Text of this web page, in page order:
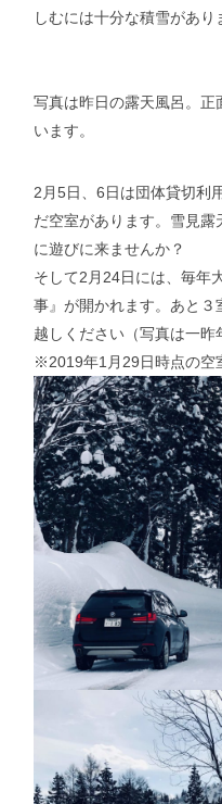
しむには十分な積雪があり
写真は昨日の露天風呂。正
います。
2月5日、6日は団体貸切利
だ空室があります。雪見
に遊びに来ませんか？
そして2月24日には、毎年
事』が開かれます。あと
越しください（写真は一昨
※2019年1月29日時点の空